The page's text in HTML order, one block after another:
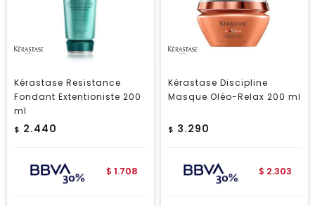
Kérastase Resistance
Fondant Extentioniste 200
ml
$ 2.440
$ 1.708
Kérastase Discipline
Masque Oléo-Relax 200 ml
$ 3.290
$ 2.303